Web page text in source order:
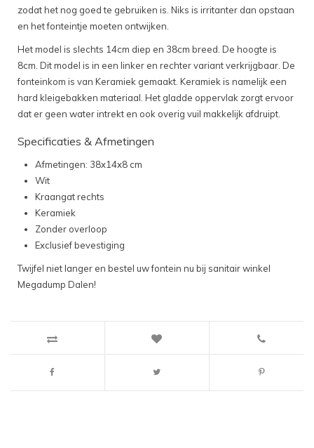
zodat het nog goed te gebruiken is. Niks is irritanter dan opstaan
en het fonteintje moeten ontwijken.
Het model is slechts 14cm diep en 38cm breed. De hoogte is
8cm. Dit model is in een linker en rechter variant verkrijgbaar. De
fonteinkom is van Keramiek gemaakt. Keramiek is namelijk een
hard kleigebakken materiaal. Het gladde oppervlak zorgt ervoor
dat er geen water intrekt en ook overig vuil makkelijk afdruipt.
Specificaties & Afmetingen
Afmetingen: 38x14x8 cm
Wit
Kraangat rechts
Keramiek
Zonder overloop
Exclusief bevestiging
Twijfel niet langer en bestel uw fontein nu bij sanitair winkel
Megadump Dalen!